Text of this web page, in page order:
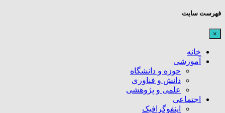
فهرست سایت
×
خانه
آموزشی
حوزه و دانشگاه
دانش و فناوری
علمی و پژوهشی
اجتماعی
اینفوگرافیک